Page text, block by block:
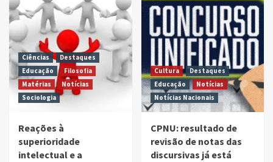
Ciências
Destaques
Educação
Filosofia
Matérias
Notícias
Sociologia
Reações à
superioridade
intelectual e a
Cultura
Destaques
Educação
Notícias
Notícias Nacionais
CPNU: resultado de
revisão de notas das
discursivas já está